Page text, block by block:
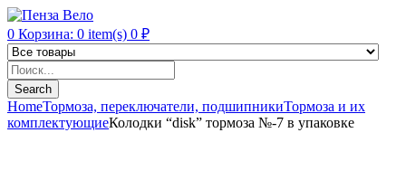
0 Корзина: 0 item(s) 0 ₽
Products
search
Search
HomeТормоза, переключатели, подшипникиТормоза и их
комплектующиеКолодки “disk” тормоза №-7 в упаковке